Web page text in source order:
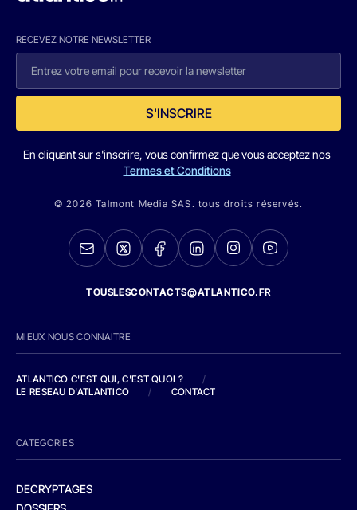
RECEVEZ NOTRE NEWSLETTER
S'INSCRIRE
En cliquant sur s'inscrire, vous confirmez que vous acceptez nos
Termes et Conditions
© 2026 Talmont Media SAS. tous droits réservés.
TOUSLESCONTACTS@ATLANTICO.FR
MIEUX NOUS CONNAITRE
ATLANTICO C'EST QUI, C'EST QUOI ?
/
LE RESEAU D'ATLANTICO
/ CONTACT
CATEGORIES
DECRYPTAGES